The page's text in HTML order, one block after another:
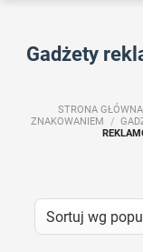
Gadżety
STRONA GŁÓWNA
ZNAKOWANIEM
/